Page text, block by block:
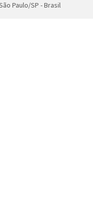
Paulo/SP - Brasil